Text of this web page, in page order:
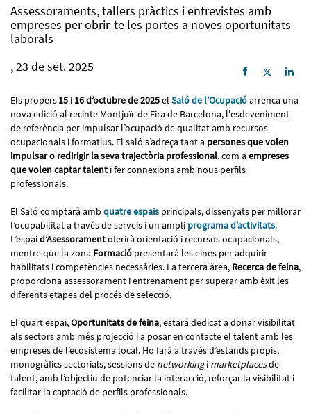
Assessoraments, tallers pràctics i entrevistes amb
empreses per obrir-te les portes a noves oportunitats
laborals
, 23 de set. 2025
Els propers15 i 16 d’octubre de 2025el Saló de l’Ocupacióarrenca una
nova edició al recinte Montjuïc de Fira de Barcelona, l'esdeveniment
de referència per impulsar l’ocupació de qualitat amb recursos
ocupacionals i formatius. El saló s’adreça tant a persones que volen
impulsar o redirigir la seva trajectòria professional, com a empreses
que volen captar talent i fer connexions amb nous perfils
professionals.
El Saló comptarà amb quatre espais principals, dissenyats per millorar
l’ocupabilitat a través de serveis i un ampli programa d’activitats.
L’espaid’Asessoramentoferirà orientació i recursos ocupacionals,
mentre que la zona Formació presentarà les eines per adquirir
habilitats i competències necessàries. La tercera àrea, Recerca de feina,
proporciona assessorament i entrenament per superar amb èxit les
diferents etapes del procés de selecció.
El quart espai,Oportunitats de feina, estará dedicat a donar visibilitat
als sectors amb més projecció i a posar en contacte el talent amb les
empreses de l’ecosistema local. Ho farà a través d’estands propis,
monogràfics sectorials, sessions de networkingi marketplacesde
talent, amb l’objectiu de potenciar la interacció, reforçar la visibilitat i
facilitar la captació de perfils professionals.